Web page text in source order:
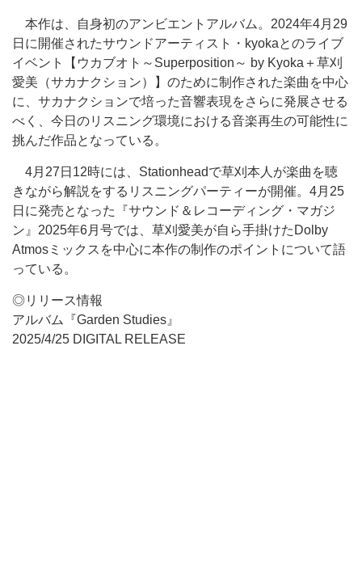
本作は、自身初のアンビエントアルバム。2024年4月29
日に開催されたサウンドアーティスト・kyokaとのライブ
イベント【ウカブオト～Superposition～ by Kyoka＋草刈
愛美（サカナクション）】のために制作された楽曲を中心
に、サカナクションで培った音響表現をさらに発展させる
べく、今日のリスニング環境における音楽再生の可能性に
挑んだ作品となっている。
4月27日12時には、Stationheadで草刈本人が楽曲を聴
きながら解説をするリスニングパーティーが開催。4月25
日に発売となった『サウンド＆レコーディング・マガジ
ン』2025年6月号では、草刈愛美が自ら手掛けたDolby
Atmosミックスを中心に本作の制作のポイントについて語
っている。
◎リリース情報
アルバム『Garden Studies』
2025/4/25 DIGITAL RELEASE